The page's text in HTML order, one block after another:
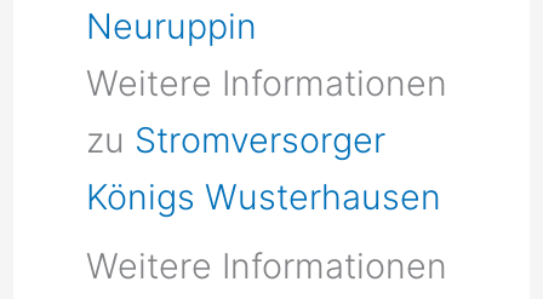
Neuruppin
Weitere Informationen
zu Stromversorger
Königs Wusterhausen
Weitere Informationen